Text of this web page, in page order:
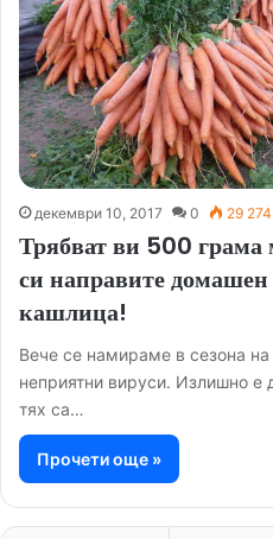
декември 10, 2017 0 29 274
Трябват ви 500 грама
си направите
кашлица!
Вече се намираме в сезона
неприятни вируси. Излишно е
тях са…
Прочети още »